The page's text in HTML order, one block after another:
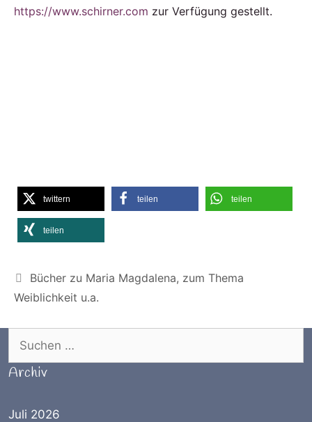
https://www.schirner.com zur Verfügung gestellt.
twittern teilen teilen
teilen
Kategorien
Bücher zu Maria Magdalena, zum Thema
Weiblichkeit u.a.
Suchen nach:
Archiv
Juli 2026